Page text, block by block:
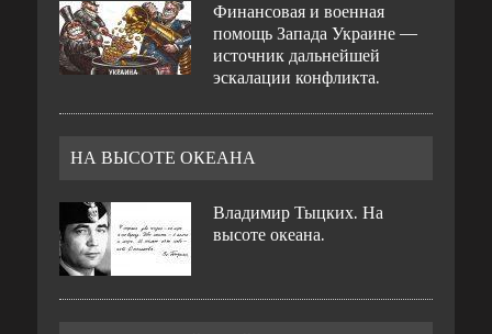
Финансовая и военная
помощь Запада Украине —
источник дальнейшей
эскалации конфликта.
НА ВЫСОТЕ ОКЕАНА
Владимир Тыцких. На
высоте океана.